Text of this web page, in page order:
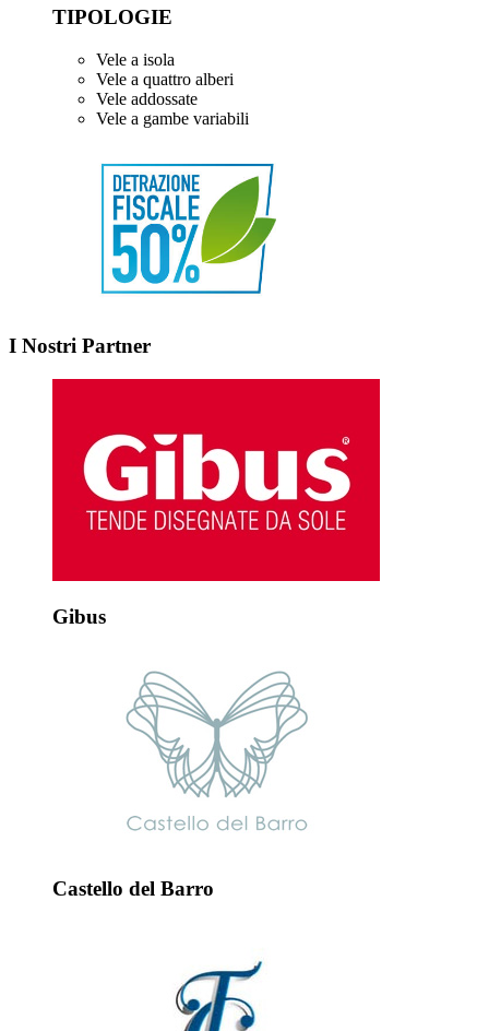
TIPOLOGIE
Vele a isola
Vele a quattro alberi
Vele addossate
Vele a gambe variabili
I Nostri Partner
Gibus
Castello del Barro